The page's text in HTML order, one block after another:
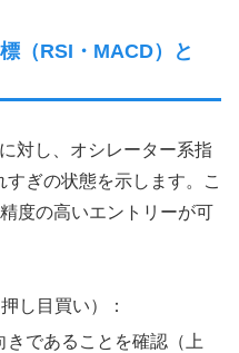
（RSI・MACD）と
対し、オシレーター系指
ぎの状態を示します。こ
度の高いエントリーが可
し目買い）：
きであることを確認（上